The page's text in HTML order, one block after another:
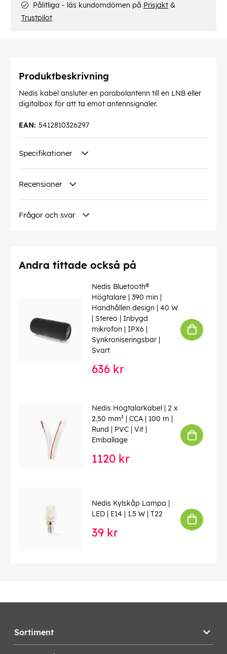
Pålitliga - läs kundomdömen på Prisjakt &
Trustpilot
Produktbeskrivning
Nedis kabel ansluter en parabolantenn till en LNB eller
digitalbox för att ta emot antennsignaler.
5412810326297
EAN:
Specifikationer
Recensioner
Frågor och svar
Andra tittade också på
Nedis Bluetooth®
Högtalare | 390 min |
Handhållen design | 40 W
| Stereo | Inbygd
mikrofon | IPX6 |
Synkroniseringsbar |
Svart
636 kr
Nedis Högtalarkabel | 2 x
2.50 mm² | CCA | 100 m |
Rund | PVC | Vit |
Emballage
1120 kr
Nedis Kylskåp Lampa |
LED | E14 | 1.5 W | T22
39 kr
Sortiment